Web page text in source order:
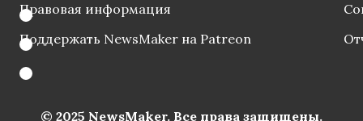
Правовая информация
Поддержать NewsMaker на Patreon
© 2025 NewsMaker. Все права защищены.